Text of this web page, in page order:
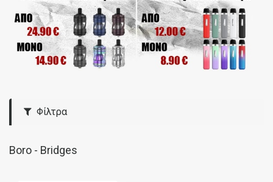
Φίλτρα
Boro - Bridges